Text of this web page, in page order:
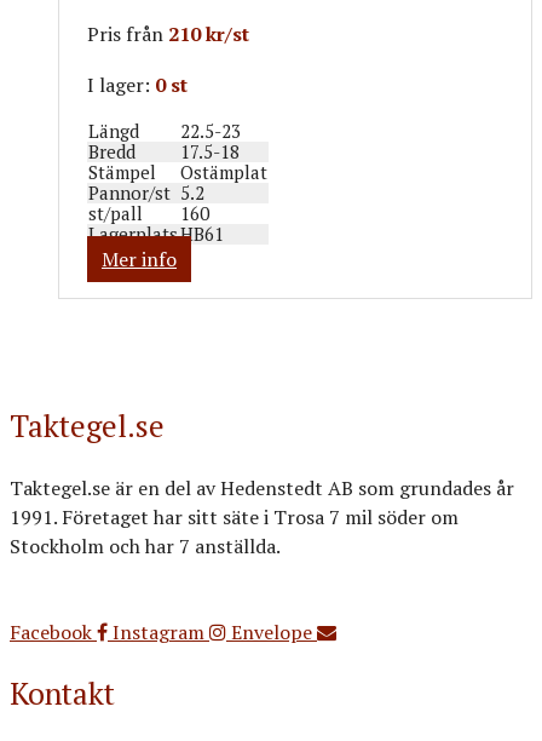
Pris från 210 kr/st
I lager: 0 st
Längd
22.5-23
Bredd
17.5-18
Stämpel
Ostämplat
Pannor/st 5.2
st/pall
160
LagerplatsHB61
Mer info
Taktegel.se
Taktegel.se är en del av Hedenstedt AB som grundades år
1991. Företaget har sitt säte i Trosa 7 mil söder om
Stockholm och har 7 anställda.
Facebook
Instagram Envelope
Kontakt